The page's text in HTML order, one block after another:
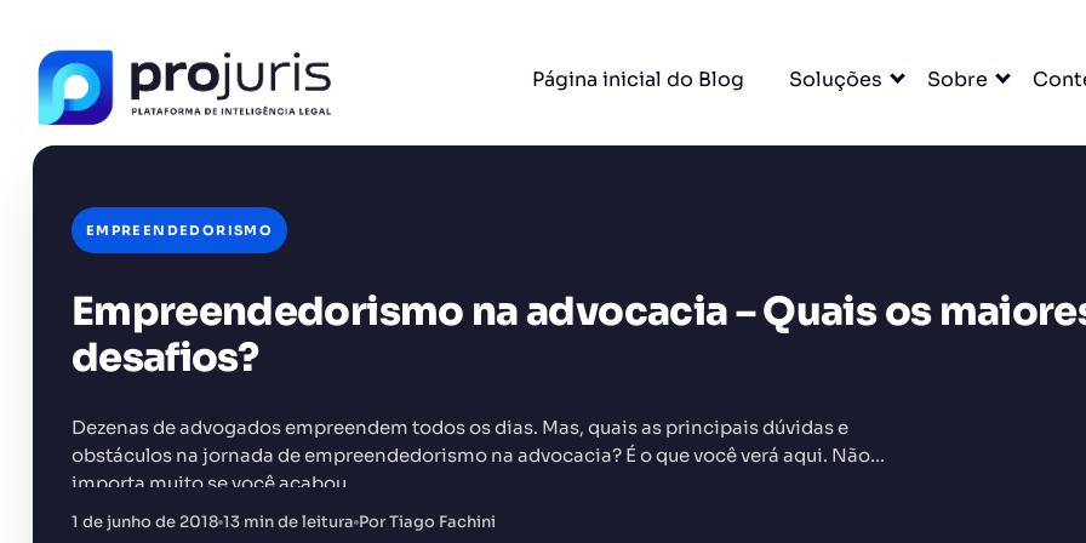
Página inicial do Blog Soluções Sobre
EMPREENDEDORISMO
Empreendedorismo na advocacia – Quais os
desafios?
Dezenas de advogados empreendem todos os dias. Mas, quais as principais dúvidas e
obstáculos na jornada de empreendedorismo na advocacia? É o que você verá aqui. Não
importa muito se você acabou…
1 de junho de 2018 13 min de leitura Por Tiago Fachini
FERRAMENTA RECOMENDADA PARA ESTE CONTEÚDO
Tabela de Honorários da OAB